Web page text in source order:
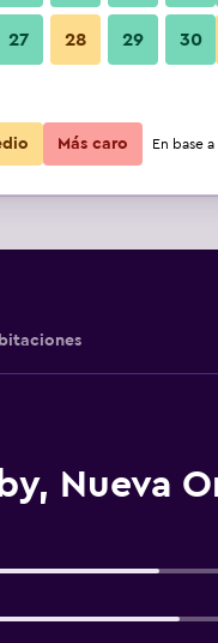
$65
Nueva
27 28 29 30
Más caro En base